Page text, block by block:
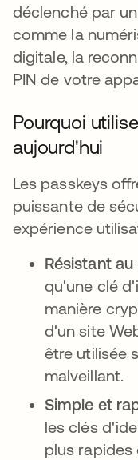
déclenché par
comme la
digitale, la
PIN de votre
Pourquoi
aujourd'hui
Les passkeys
puissante de
expérience
Résistant au
qu'une clé
manière
d'un site
être utilisée
malveillant.
Simple et
les clés
plus rapides